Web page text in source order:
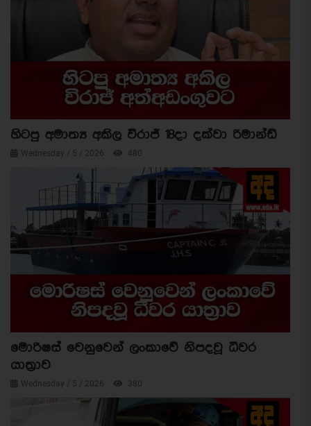
හිටපු අමාත්‍ය අකිල විරාජ් 18දා දක්වා රිමාන්ඩ්
Wednesday / 5 / 2026 480
මොරිෂස් වෙනුවෙන් ලංකාවේ නිපදවූ ධීවර
යාත්‍රාව
Wednesday / 5 / 2026 380